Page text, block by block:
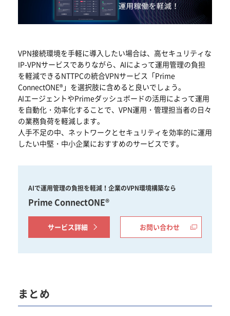
VPN接続環境を手軽に導入したい場合は、高セキュリティな
IP-VPNサービスでありながら、AIによって運用管理の負担
を軽減できるNTTPCの統合VPNサービス「Prime
ConnectONE®」を選択肢に含めると良いでしょう。
AIエージェントやPrimeダッシュボードの活用によって運用
を自動化・効率化することで、VPN運用・管理担当者の日々
の業務負荷を軽減します。
人手不足の中、ネットワークとセキュリティを効率的に運用
したい中堅・中小企業におすすめのサービスです。
AIで運用管理の負担を軽減！企業のVPN環境構築なら
Prime ConnectONE®
サービス詳細 お問い合わせ
まとめ